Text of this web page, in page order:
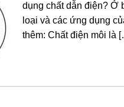
dụng chất dẫn điện? Ở
loại và các ứng dụng
thêm: Chất điện môi là